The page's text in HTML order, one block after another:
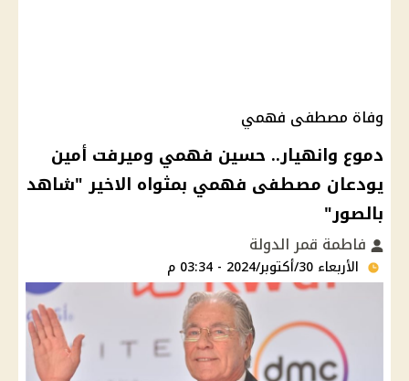
وفاة مصطفى فهمي
دموع وانهيار.. حسين فهمي وميرفت أمين
يودعان مصطفى فهمي بمثواه الاخير "شاهد
بالصور"
فاطمة قمر الدولة
الأربعاء 30/أكتوبر/2024 - 03:34 م